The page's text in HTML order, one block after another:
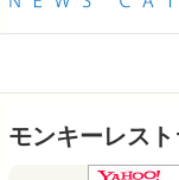
QAB
モンキーレス